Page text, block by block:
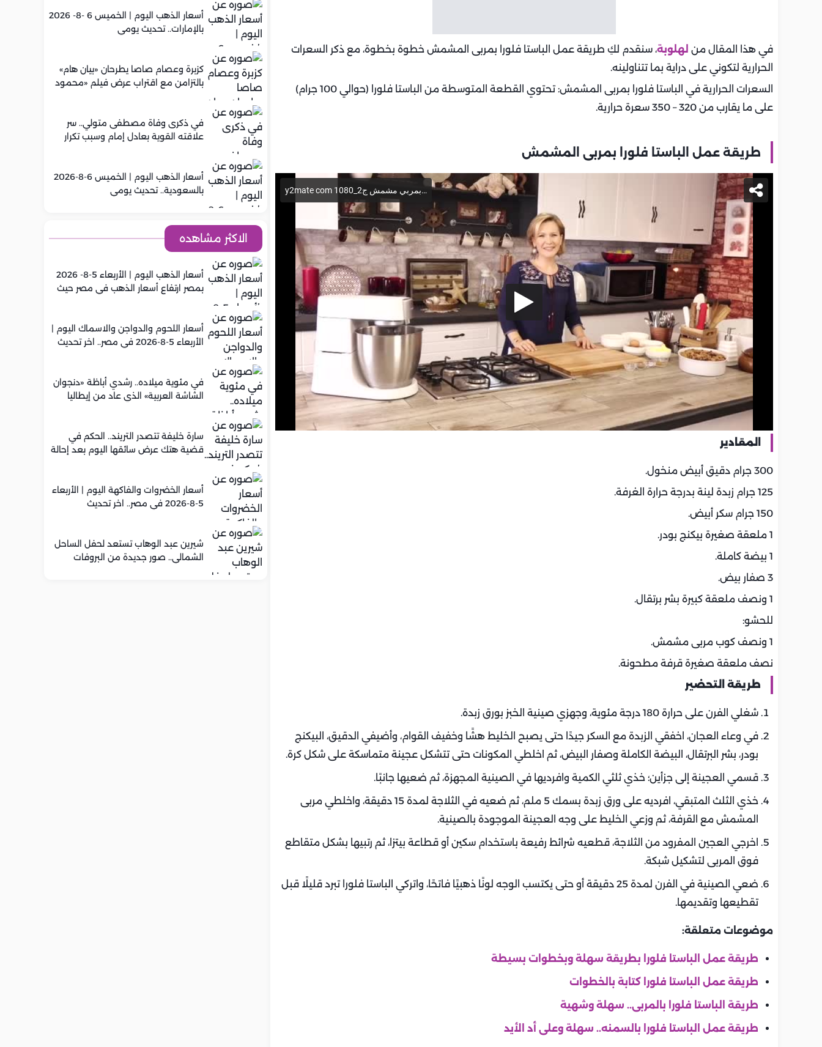
في هذا المقال من لهلوبة، سنقدم لكِ طريقة عمل الباستا فلورا بمربى المشمش خطوة بخطوة، مع ذكر السعرات
الحرارية لتكوني على دراية بما تتناولينه.
السعرات الحرارية في الباستا فلورا بمربى المشمش: تحتوي القطعة المتوسطة من الباستا فلورا (حوالي 100 جرام)
على ما يقارب من 320 – 350 سعرة حرارية.
طريقة عمل الباستا فلورا بمربى المشمش
المقادير
300 جرام دقيق أبيض منخول.
125 جرام زبدة لينة بدرجة حرارة الغرفة.
150 جرام سكر أبيض.
1 ملعقة صغيرة بيكنج بودر.
1 بيضة كاملة.
3 صفار بيض.
1 ونصف ملعقة كبيرة بشر برتقال.
للحشو:
1 ونصف كوب مربى مشمش.
نصف ملعقة صغيرة قرفة مطحونة.
طريقة التحضير
شغلي الفرن على حرارة 180 درجة مئوية، وجهزي صينية الخبز بورق زبدة.
في وعاء العجان، اخفقي الزبدة مع السكر جيدًا حتى يصبح الخليط هشًا وخفيف القوام، وأضيفي الدقيق، البيكنج
بودر، بشر البرتقال، البيضة الكاملة وصفار البيض، ثم اخلطي المكونات حتى تتشكل عجينة متماسكة على شكل كرة.
قسمي العجينة إلى جزأين؛ خذي ثلثي الكمية وافرديها في الصينية المجهزة، ثم ضعيها جانبًا.
خذي الثلث المتبقي، افرديه على ورق زبدة بسمك 5 ملم، ثم ضعيه في الثلاجة لمدة 15 دقيقة، واخلطي مربى
المشمش مع القرفة، ثم وزعي الخليط على وجه العجينة الموجودة بالصينية.
اخرجي العجين المفرود من الثلاجة، قطعيه شرائط رفيعة باستخدام سكين أو قطاعة بيتزا، ثم رتبيها بشكل متقاطع
فوق المربى لتشكيل شبكة.
ضعي الصينية في الفرن لمدة 25 دقيقة أو حتى يكتسب الوجه لونًا ذهبيًا فاتحًا، واتركي الباستا فلورا تبرد قليلًا قبل
تقطيعها وتقديمها.
موضوعات متعلقة:
طريقة عمل الباستا فلورا بطريقة سهلة وبخطوات بسيطة
طريقة عمل الباستا فلورا كتابة بالخطوات
طريقة الباستا فلورا بالمربى.. سهلة وشهية
طريقة عمل الباستا فلورا بالسمنه.. سهلة وعلى أد الأيد
أسعار الذهب اليوم | الخميس 6 -8- 2026
بالإمارات.. تحديث يومي
كزبرة وعصام صاصا يطرحان «بيان هام»
بالتزامن مع اقتراب عرض فيلم «محمود
في ذكرى وفاة مصطفى متولي.. سر
علاقته القوية بعادل إمام وسبب تكرار
أسعار الذهب اليوم | الخميس 6-8-2026
بالسعودية.. تحديث يومي
الاكثر مشاهده
أسعار الذهب اليوم | الأربعاء 5-8- 2026
بمصر ارتفاع أسعار الذهب في مصر حيث
أسعار اللحوم والدواجن والاسماك اليوم |
الأربعاء 5-8-2026 في مصر.. اخر تحديث
في مئوية ميلاده.. رشدي أباظة «دنجوان
الشاشة العربية» الذي عاد من إيطاليا
سارة خليفة تتصدر التريند.. الحكم في
قضية هتك عرض سائقها اليوم بعد إحالة
أسعار الخضروات والفاكهة اليوم | الأربعاء
5-8-2026 في مصر.. اخر تحديث
شيرين عبد الوهاب تستعد لحفل الساحل
الشمالي.. صور جديدة من البروفات